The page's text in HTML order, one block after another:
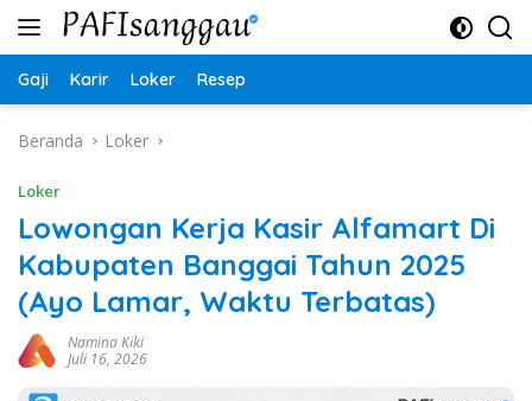
Langsung
Gaji Karir Loker Resep
Beranda Loker
Loker
Lowongan Kerja Kasir Alfamart Di
Kabupaten Banggai Tahun 2025
(Ayo Lamar, Waktu Terbatas)
Namina Kiki
Juli 16, 2026